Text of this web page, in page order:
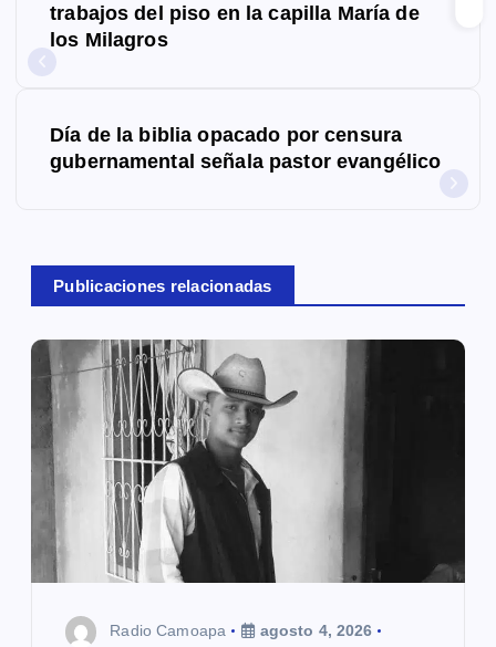
ó
n
d
e
trabajos del piso en la capilla María de
los Milagros
Día de la biblia opacado por censura
gubernamental señala pastor evangélico
Publicaciones relacionadas
Radio Camoapa
agosto 4, 2026